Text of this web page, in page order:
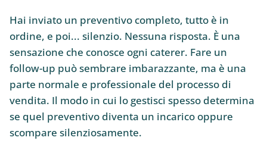
Hai inviato un preventivo completo, tutto è in
ordine, e poi... silenzio. Nessuna risposta. È una
sensazione che conosce ogni caterer. Fare un
follow-up può sembrare imbarazzante, ma è una
parte normale e professionale del processo di
vendita. Il modo in cui lo gestisci spesso determina
se quel preventivo diventa un incarico oppure
scompare silenziosamente.